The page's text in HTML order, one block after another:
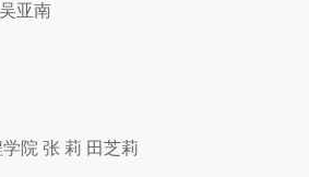
亚南
院 张 莉 田芝莉